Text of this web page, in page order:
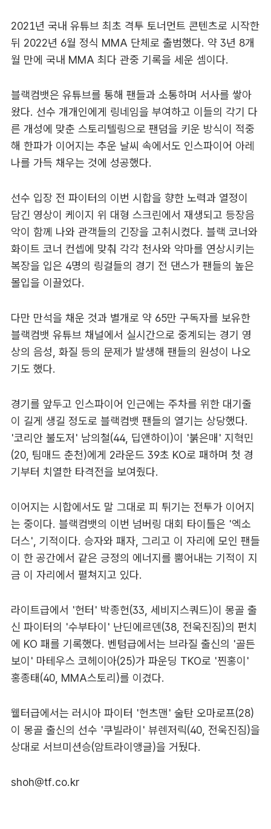
2021년 국내 유튜브 최초 격투 토너먼트 콘텐츠로 시작한
뒤 2022년 6월 정식 MMA 단체로 출범했다. 약 3년 8개
월 만에 국내 MMA 최다 관중 기록을 세운 셈이다.
블랙컴뱃은 유튜브를 통해 팬들과 소통하며 서사를 쌓아
왔다. 선수 개개인에게 링네임을 부여하고 이들의 각기 다
른 개성에 맞춘 스토리텔링으로 팬덤을 키운 방식이 적중
해 한파가 이어지는 추운 날씨 속에서도 인스파이어 아레
나를 가득 채우는 것에 성공했다.
선수 입장 전 파이터의 이번 시합을 향한 노력과 열정이
담긴 영상이 케이지 위 대형 스크린에서 재생되고 등장음
악이 함께 나와 관객들의 긴장을 고취시켰다. 블랙 코너와
화이트 코너 컨셉에 맞춰 각각 천사와 악마를 연상시키는
복장을 입은 4명의 링걸들의 경기 전 댄스가 팬들의 높은
몰입을 이끌었다.
다만 만석을 채운 것과 별개로 약 65만 구독자를 보유한
블랙컴뱃 유튜브 채널에서 실시간으로 중계되는 경기 영
상의 음성, 화질 등의 문제가 발생해 팬들의 원성이 나오
기도 했다.
경기를 앞두고 인스파이어 인근에는 주차를 위한 대기줄
이 길게 생길 정도로 블랙컴뱃 팬들의 열기는 상당했다.
'코리안 불도저' 남의철(44, 딥앤하이)이 '붉은매' 지혁민
(20, 팀매드 춘천)에게 2라운드 39초 KO로 패하며 첫 경
기부터 치열한 타격전을 보여줬다.
이어지는 시합에서도 말 그대로 피 튀기는 전투가 이어지
는 중이다. 블랙컴뱃의 이번 넘버링 대회 타이틀은 '엑소
더스', 기적이다. 승자와 패자, 그리고 이 자리에 모인 팬들
이 한 공간에서 같은 긍정의 에너지를 뿜어내는 기적이 지
금 이 자리에서 펼쳐지고 있다.
라이트급에서 '헌터' 박종헌(33, 세비지스쿼드)이 몽골 출
신 파이터의 '수부타이' 난딘에르덴(38, 전욱진짐)의 펀치
에 KO 패를 기록했다. 벤텀급에서는 브라질 출신의 '골든
보이' 마테우스 코헤이아(25)가 파운딩 TKO로 '찐홍이'
홍종태(40, MMA스토리)를 이겼다.
웰터급에서는 러시아 파이터 '헌츠맨' 술탄 오마로프(28)
이 몽골 출신의 선수 '쿠빌라이' 뷰렌저릭(40, 전욱진짐)을
상대로 서브미션승(암트라이앵글)을 거뒀다.
shoh@tf.co.kr